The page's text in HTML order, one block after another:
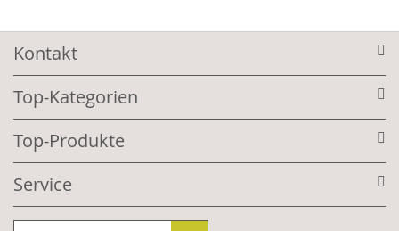
Kontakt
Top-Kategorien
Top-Produkte
Service